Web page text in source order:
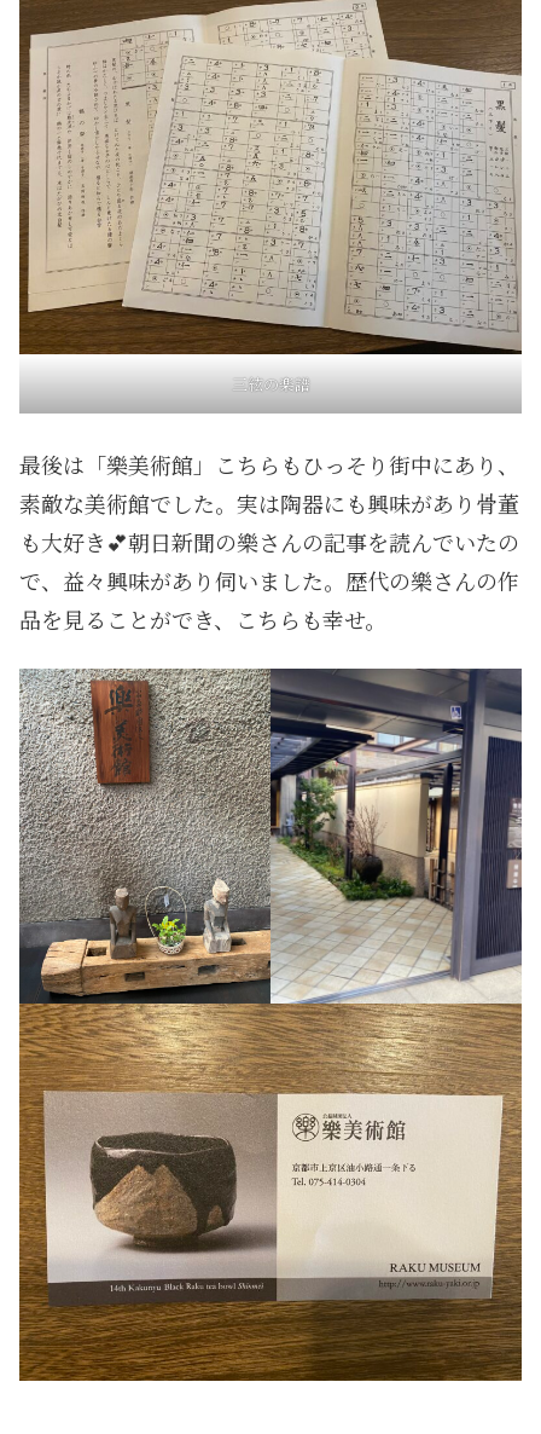
三絃の楽譜
最後は「樂美術館」こちらもひっそり街中にあり、
素敵な美術館でした。実は陶器にも興味があり骨董
も大好き💕朝日新聞の樂さんの記事を読んでいたの
で、益々興味があり伺いました。歴代の樂さんの作
品を見ることができ、こちらも幸せ。